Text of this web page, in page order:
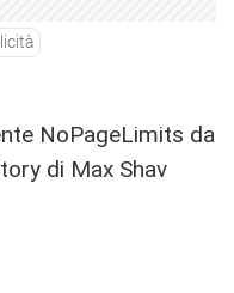
NoPageLimits da
di Max Shav